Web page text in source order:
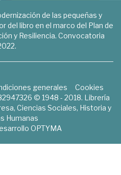
de las pequeñas y
del libro en el marco del Plan de
y Resiliencia. Convocatoria
generales
Cookies
© 1948 - 2018. Librería
Ciencias Sociales, Historia y
Humanas
OPTYMA